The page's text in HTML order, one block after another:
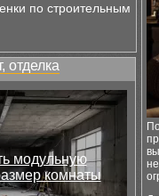
по строительным
отделка
модульную
комнаты